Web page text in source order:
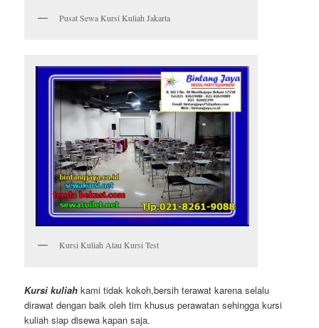
Pusat Sewa Kursi Kuliah Jakarta
Kursi Kuliah Atau Kursi Test
Kursi kuliah kami tidak kokoh,bersih terawat karena selalu
dirawat dengan baik oleh tim khusus perawatan sehingga kursi
kuliah siap disewa kapan saja.